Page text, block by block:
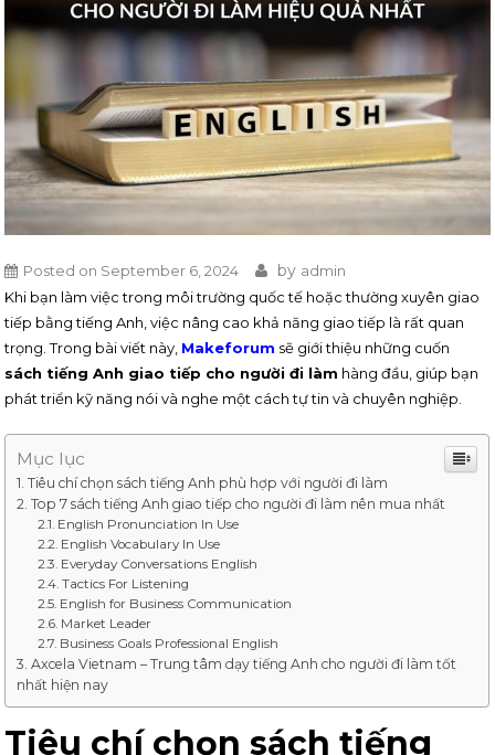
Posted on September 6, 2024 by admin
Khi bạn làm việc trong môi trường quốc tế hoặc thường xuyên giao
tiếp bằng tiếng Anh, việc nâng cao khả năng giao tiếp là rất quan
trọng. Trong bài viết này, Makeforum sẽ giới thiệu những cuốn
sách tiếng Anh giao tiếp cho người đi làm hàng đầu, giúp bạn
phát triển kỹ năng nói và nghe một cách tự tin và chuyên nghiệp.
Mục lục
Tiêu chí chọn sách tiếng Anh phù hợp với người đi làm
Top 7 sách tiếng Anh giao tiếp cho người đi làm nên mua nhất
English Pronunciation In Use
English Vocabulary In Use
Everyday Conversations English
Tactics For Listening
English for Business Communication
Market Leader
Business Goals Professional English
Axcela Vietnam – Trung tâm dạy tiếng Anh cho người đi làm tốt
nhất hiện nay
Tiêu chí chọn sách tiếng